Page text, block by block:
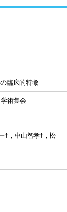
臨床的特徴
術集会
†，中山智孝†，松